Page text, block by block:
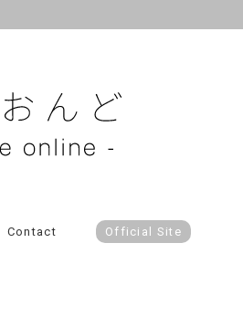
Contact Official Site